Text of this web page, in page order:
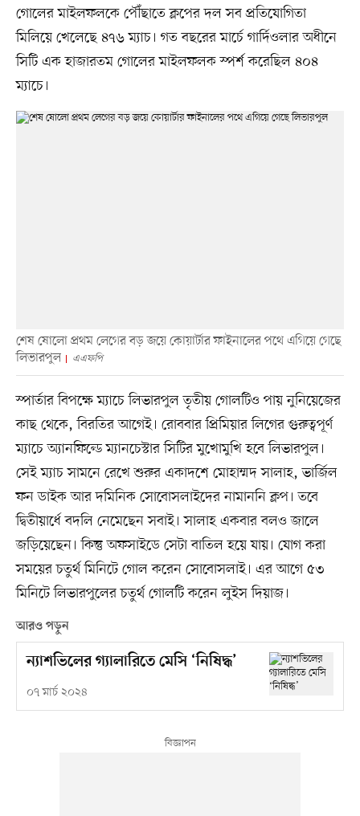
গোলের মাইলফলকে পৌঁছাতে ক্লপের দল সব প্রতিযোগিতা
মিলিয়ে খেলেছে ৪৭৬ ম্যাচ। গত বছরের মার্চে গার্দিওলার অধীনে
সিটি এক হাজারতম গোলের মাইলফলক স্পর্শ করেছিল ৪০৪
ম্যাচে।
শেষ ষোলো প্রথম লেগের বড় জয়ে কোয়ার্টার ফাইনালের পথে এগিয়ে গেছে
লিভারপুল
এএফপি
স্পার্তার বিপক্ষে ম্যাচে লিভারপুল তৃতীয় গোলটিও পায় নুনিয়েজের
কাছ থেকে, বিরতির আগেই। রোববার প্রিমিয়ার লিগের গুরুত্বপূর্ণ
ম্যাচে অ্যানফিল্ডে ম্যানচেস্টার সিটির মুখোমুখি হবে লিভারপুল।
সেই ম্যাচ সামনে রেখে শুরুর একাদশে মোহাম্মদ সালাহ, ভার্জিল
ফন ডাইক আর দমিনিক সোবোসলাইদের নামাননি ক্লপ। তবে
দ্বিতীয়ার্ধে বদলি নেমেছেন সবাই। সালাহ একবার বলও জালে
জড়িয়েছেন। কিন্তু অফসাইডে সেটা বাতিল হয়ে যায়। যোগ করা
সময়ের চতুর্থ মিনিটে গোল করেন সোবোসলাই। এর আগে ৫৩
মিনিটে লিভারপুলের চতুর্থ গোলটি করেন লুইস দিয়াজ।
আরও পড়ুন
ন্যাশভিলের গ্যালারিতে মেসি ‘নিষিদ্ধ’
০৭ মার্চ ২০২৪